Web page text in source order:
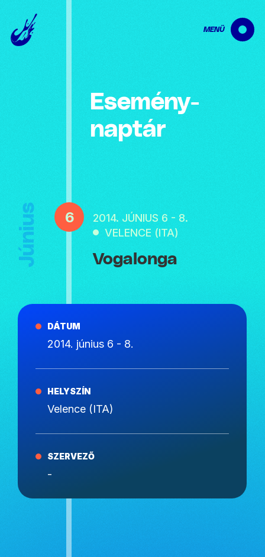
MENÜ
Esemény­
naptár
Június 6
2014. JÚNIUS 6 - 8.
VELENCE (ITA)
Vogalonga
DÁTUM
2014. június 6 - 8.
HELYSZÍN
Velence (ITA)
SZERVEZŐ
-